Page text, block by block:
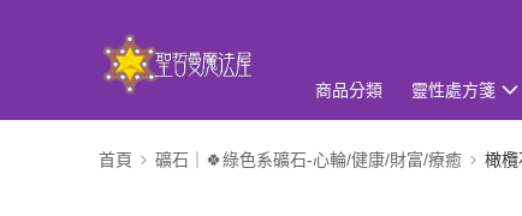
商品分類 靈性處方箋
首頁 礦石｜🍀綠色系礦石-心輪/健康/財富/療癒 橄